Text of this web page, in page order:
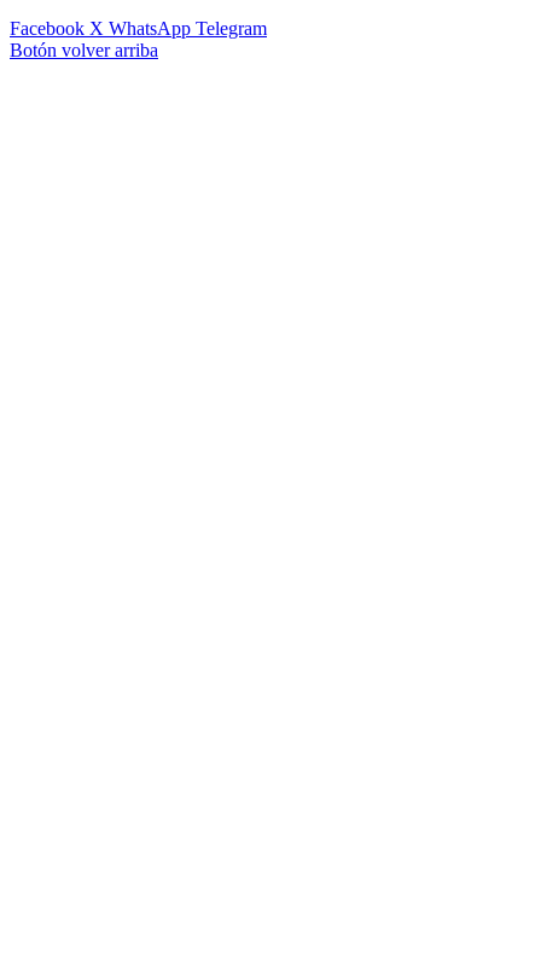
Facebook X WhatsApp Telegram
Botón volver arriba